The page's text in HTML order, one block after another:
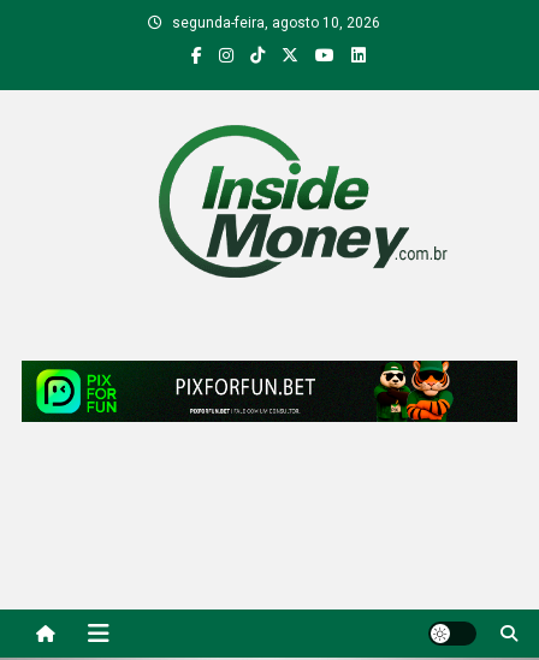
segunda-feira, agosto 10, 2026
Inside Money